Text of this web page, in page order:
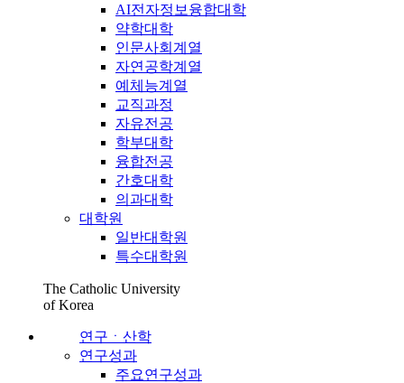
AI전자정보융합대학
약학대학
인문사회계열
자연공학계열
예체능계열
교직과정
자유전공
학부대학
융합전공
간호대학
의과대학
대학원
일반대학원
특수대학원
The Catholic University
of Korea
연구ㆍ산학
연구성과
주요연구성과